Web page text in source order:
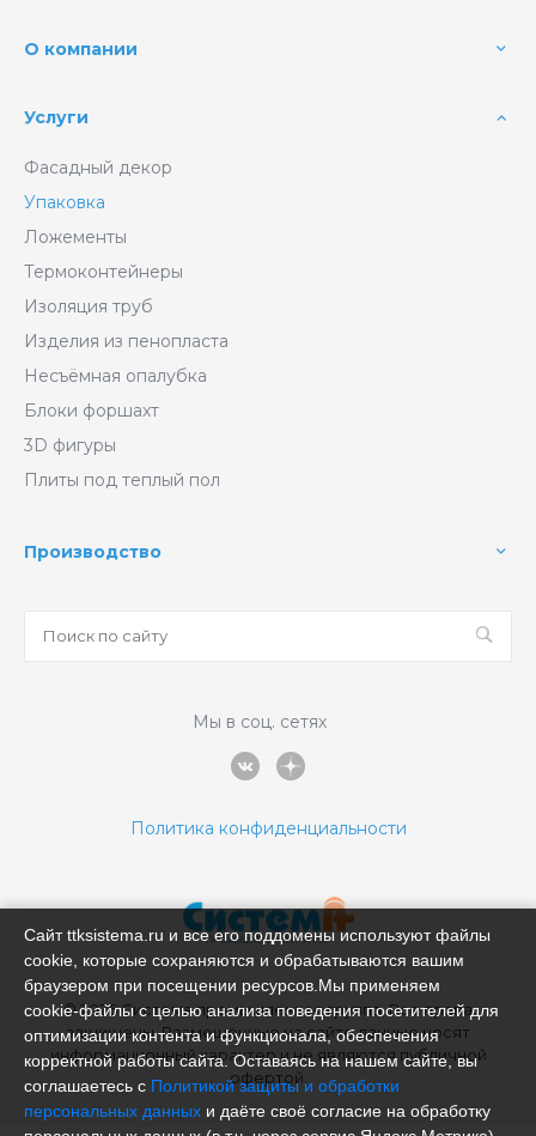
О компании
Услуги
Фасадный декор
Упаковка
Ложементы
Термоконтейнеры
Изоляция труб
Изделия из пенопласта
Несъёмная опалубка
Блоки форшахт
3D фигуры
Плиты под теплый пол
Производство
Мы в соц. сетях
Политика конфиденциальности
© 2026 Система промышленная группа, Все права
защищены. Размещённые на сайте данные носят
информационный характер и не являются публичной
офертой.
Сайт ttksistema.ru и все его поддомены используют файлы
cookie, которые сохраняются и обрабатываются вашим
браузером при посещении ресурсов.Мы применяем
cookie‑файлы с целью анализа поведения посетителей для
оптимизации контента и функционала, обеспечения
корректной работы сайта. Оставаясь на нашем сайте, вы
соглашаетесь с Политикой защиты и обработки
персональных данных и даёте своё согласие на обработку